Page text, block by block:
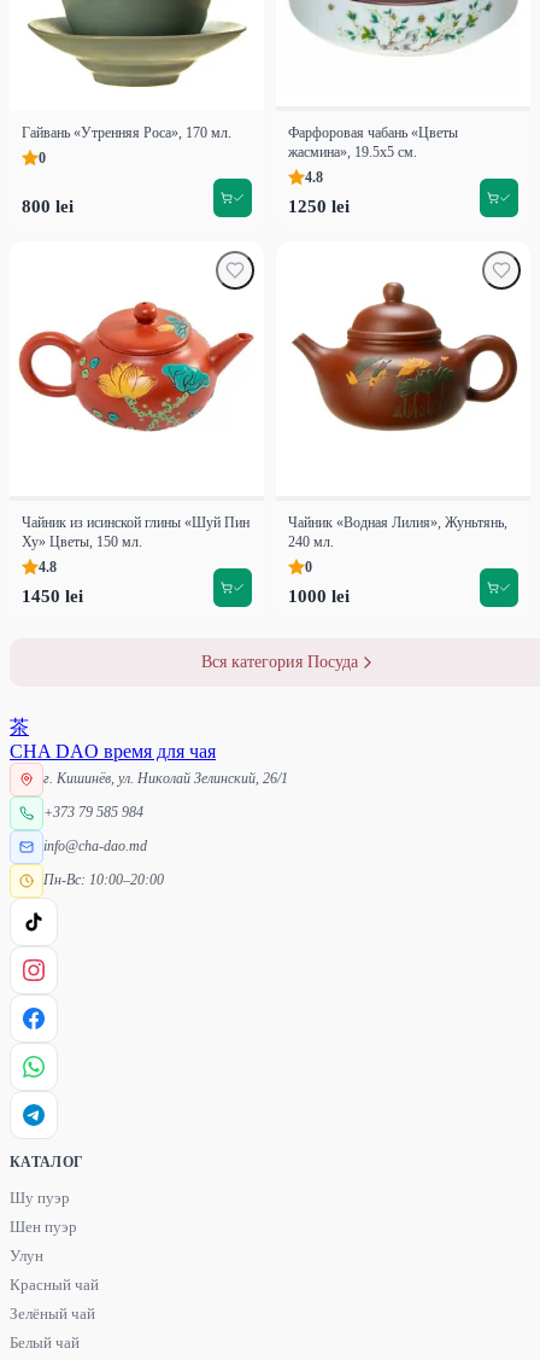
Гайвань «Утренняя Роса», 170 мл.
0
800 lei
Фарфоровая чабань «Цветы
жасмина», 19.5х5 см.
4.8
1250 lei
Чайник из исинской глины «Шуй Пин
Ху» Цветы, 150 мл.
4.8
1450 lei
Чайник «Водная Лилия», Жуньтянь,
240 мл.
0
1000 lei
Вся категория Посуда
茶
CHA DAO время для чая
г. Кишинёв, ул. Николай Зелинский, 26/1
+373 79 585 984
info@cha-dao.md
Пн-Вс: 10:00–20:00
КАТАЛОГ
Шу пуэр
Шен пуэр
Улун
Красный чай
Зелёный чай
Белый чай